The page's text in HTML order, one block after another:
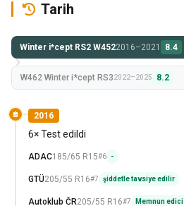
Tarih
Winter i*cept RS2 W4522016–2021 8.4
W462 Winter i*cept RS32022–2025 8.2
2016
6× Test edildi
ADAC185/65 R15#6 -
GTÜ205/55 R16#7 şiddetle tavsiye edilir
Autoklub ČR205/55 R16#7 Memnun edici